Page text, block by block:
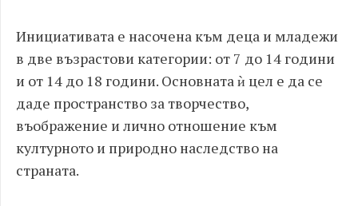
Инициативата е насочена към деца и младежи
в две възрастови категории: от 7 до 14 години
и от 14 до 18 години. Основната ѝ цел е да се
даде пространство за творчество,
въображение и лично отношение към
културното и природно наследство на
страната.